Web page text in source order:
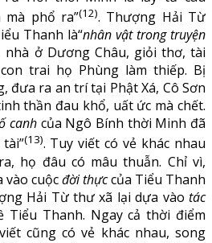
mà phổ ra”(12). Thượng Hải Từ
Thanh là“nhân vật trong truyện
ở Dương Châu, giỏi thơ, tài
trai họ Phùng làm thiếp. Bị
đưa ra an trí tại Phật Xá, Cô Sơn
thần đau khổ, uất ức mà chết.
canh của Ngô Bính thời Minh đã
(13). Tuy viết có vẻ khác nhau
họ đâu có mâu thuẫn. Chỉ vì,
vào cuộcđời thựccủa Tiểu Thanh
Hải Từ thư xã lại dựa vào tác
Thanh. Ngay cả thời điểm
cũng có vẻ khác nhau, song